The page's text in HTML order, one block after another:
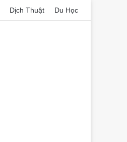
Dịch Thuật Du Học